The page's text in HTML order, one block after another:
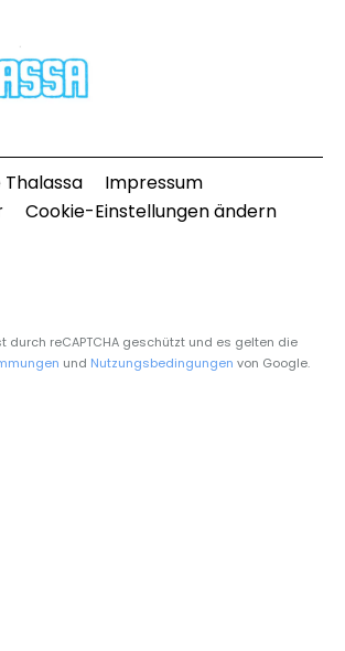
Impressum
Cookie-Einstellungen ändern
durch reCAPTCHA geschützt und es gelten die
und Nutzungsbedingungen von Google.